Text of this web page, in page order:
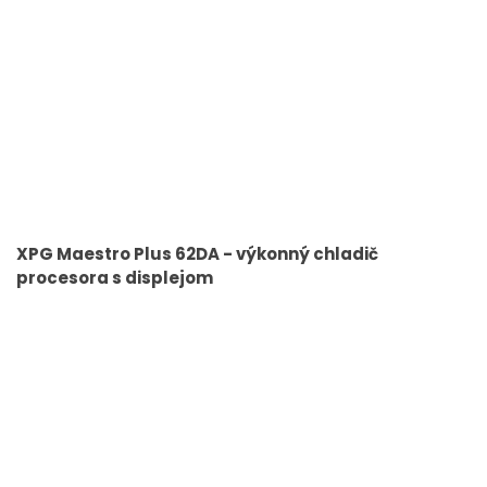
XPG Maestro Plus 62DA - výkonný chladič
procesora s displejom